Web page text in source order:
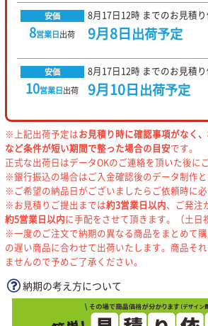
安価
8営業日出荷
8月17日12時 までのお見積
9月8日出荷予定
安価
10営業日出荷
8月17日12時 までのお見積
9月10日出荷予定
※上記出荷予定はお見積り時に確認事項がなく
など条件が短い期間で整った場合の目安です。
正式な出荷日はデータOKのご連絡を頂いた後に
※銀行振込の場合はご入金確認後のデータ制作と
※ご希望の納品日がございましたらご依頼時に必
※お見積りご提出までは約3営業日以内、ご発注
約5営業日以内に手配をさせて頂きます。（土日
※一度のご注文で納期の異なる商品をまとめて
の遅い商品に合わせて出荷いたします。商品そ
ませんので予めご了承ください。
納期の考え方について